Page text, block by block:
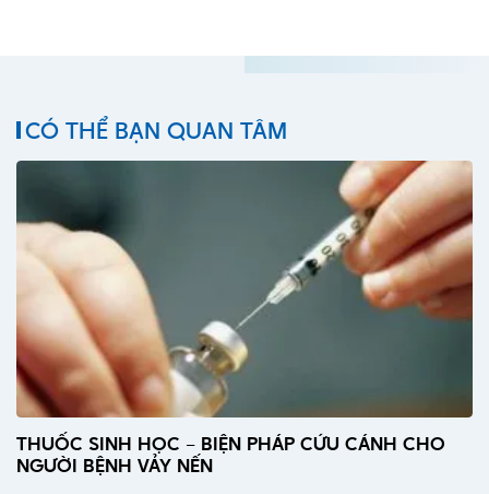
CÓ THỂ BẠN QUAN TÂM
THUỐC SINH HỌC – BIỆN PHÁP CỨU CÁNH CHO
NGƯỜI BỆNH VẢY NẾN